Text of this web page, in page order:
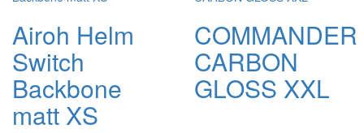
Airoh Helm
Switch
Backbone
matt XS
COMMANDER
CARBON
GLOSS XXL